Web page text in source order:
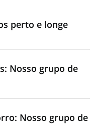
perto e longe
Nosso grupo de
Nosso grupo de